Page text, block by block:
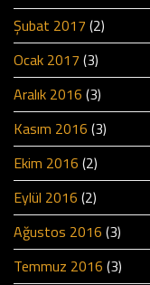
Şubat 2017 (2)
Ocak 2017 (3)
Aralık 2016 (3)
Kasım 2016 (3)
Ekim 2016 (2)
Eylül 2016 (2)
Ağustos 2016 (3)
Temmuz 2016 (3)